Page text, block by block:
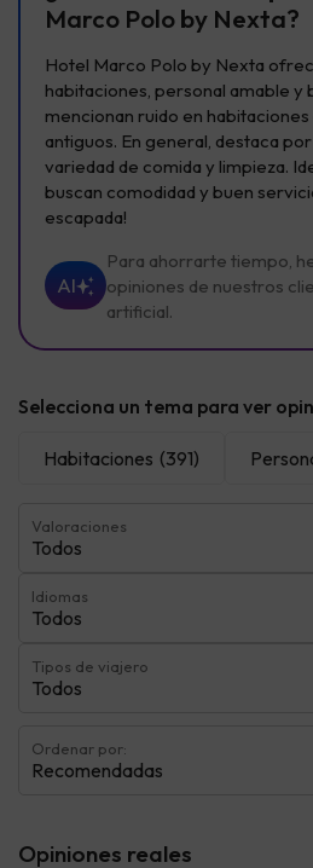
Marco Polo by Nexta?
Hotel Marco Polo by Nexta
habitaciones, personal amable y
mencionan ruido en
antiguos. En general, destaca
variedad de comida y limpieza.
buscan comodidad y buen
escapada!
AI
Para ahorrarte tiempo,
opiniones de nuestros
artificial.
Selecciona un tema para ver
Habitaciones (391)
Valoraciones
Todos
Idiomas
Todos
Tipos de viajero
Todos
Ordenar por:
Recomendadas
Opiniones reales